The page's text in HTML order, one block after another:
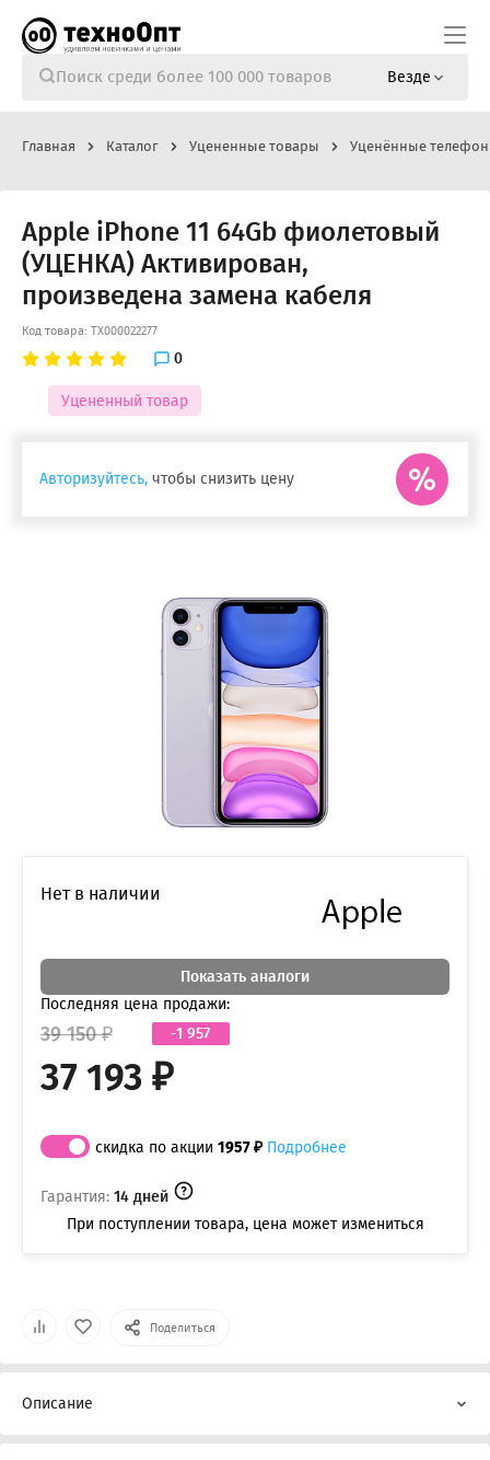
Везде
Главная Каталог Уцененные товары Уценённые
Apple iPhone 11 64Gb фиолетовый
(УЦЕНКА) Активирован,
произведена замена кабеля
Код товара: ТХ000022277
0
Уцененный товар
Поделиться
Авторизуйтесь, чтобы снизить цену
Нет в наличии
Показать аналоги
Гарантия: 14 дней
Последняя цена продажи:
-1 957
39 150 ₽
37 193 ₽
скидка по акции 1957 ₽ Подробнее
При поступлении товара, цена может измениться
Описание